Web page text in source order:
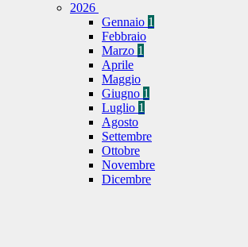
2026
Gennaio 1
Febbraio
Marzo 1
Aprile
Maggio
Giugno 1
Luglio 1
Agosto
Settembre
Ottobre
Novembre
Dicembre